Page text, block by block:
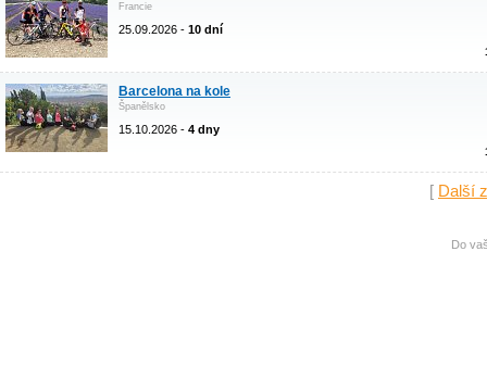
Francie
25.09.2026 - 10 dní
Barcelona na kole
Španělsko
15.10.2026 - 4 dny
[ Další
Do